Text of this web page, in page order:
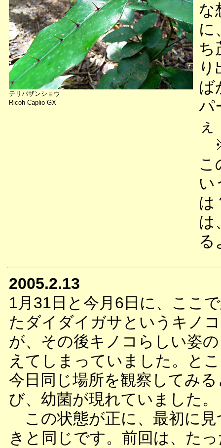
テリバザンショウ
Ricoh Caplio GX
な
に
ち
ば
パ
こ
い
は
は
る
2005.2.13
1月31日と今月6日に、ここ
たダイダイガサというキノ
が、その後キノコらしい姿
えてしまっていました。と
今日同じ場所を観察してみる
び、幼菌が現れていました。
この状態が正に、最初に見
きと同じです。前回は、た